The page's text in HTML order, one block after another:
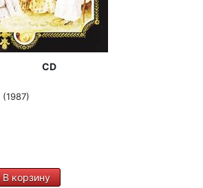
CD
(1987)
В корзину